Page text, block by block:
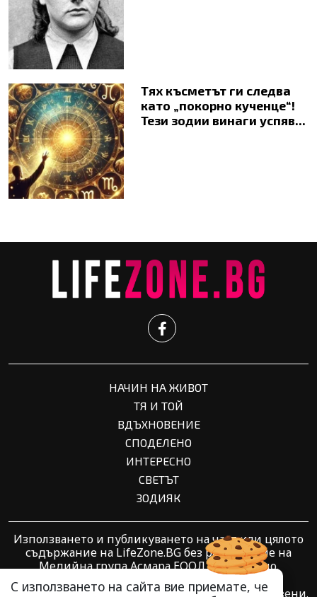
Тях късметът ги следва
като „покорно кученце“!
Тези зодии винаги успяв...
С използването на сайта вие приемате, че
НАЧИН НА ЖИВОТ
ТЯ И ТОЙ
ВДЪХНОВЕНИЕ
СПОДЕЛЕНО
ИНТЕРЕСНО
СВЕТЪТ
ЗОДИЯК
Използването и публикуването на част или цялото
съдържание на LifeZone.BG без разрешение на
Медийна група Асмара ЕООД е забранено.
© 2010 - 2026 | LifeZone.BG. Всички права запазени.